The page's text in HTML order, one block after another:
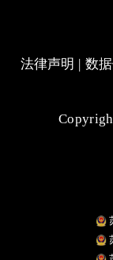
法律声明 数